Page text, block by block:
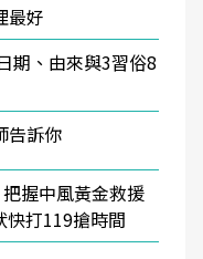
最好
期、由來與3習俗8
告訴你
握中風黃金救援
快打119搶時間